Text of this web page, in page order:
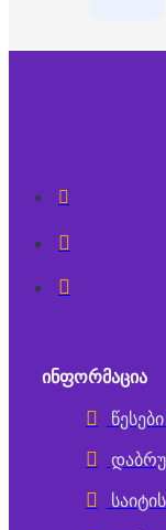
ᲘᲜᲤᲝᲠᲛᲐᲪᲘᲐ